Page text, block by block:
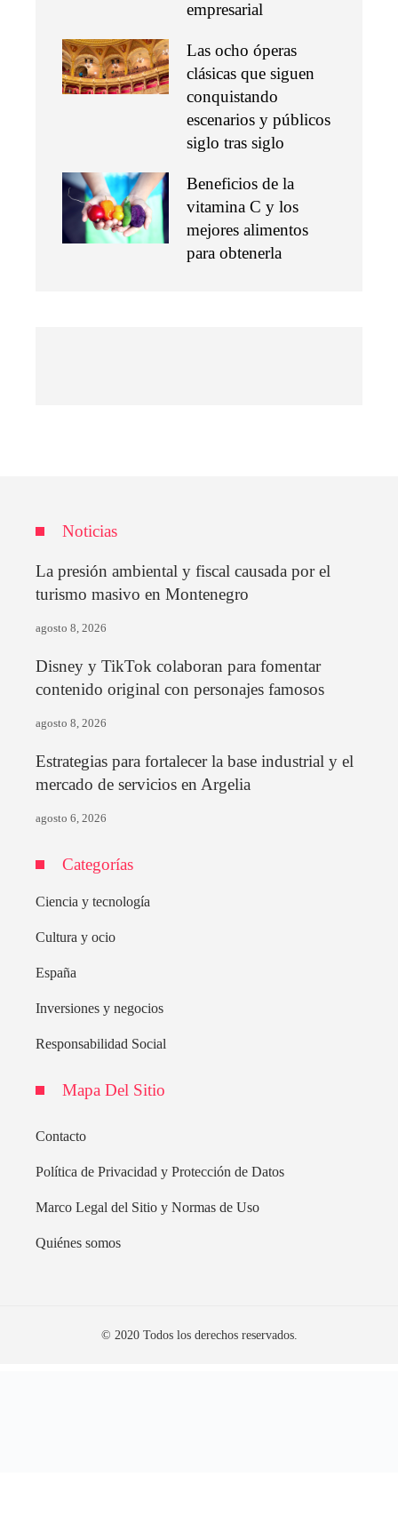
empresarial
Las ocho óperas
clásicas que siguen
conquistando
escenarios y públicos
siglo tras siglo
Beneficios de la
vitamina C y los
mejores alimentos
para obtenerla
Noticias
La presión ambiental y fiscal causada por el
turismo masivo en Montenegro
agosto 8, 2026
Disney y TikTok colaboran para fomentar
contenido original con personajes famosos
agosto 8, 2026
Estrategias para fortalecer la base industrial y el
mercado de servicios en Argelia
agosto 6, 2026
Categorías
Ciencia y tecnología
Cultura y ocio
España
Inversiones y negocios
Responsabilidad Social
Mapa Del Sitio
Contacto
Política de Privacidad y Protección de Datos
Marco Legal del Sitio y Normas de Uso
Quiénes somos
© 2020 Todos los derechos reservados.